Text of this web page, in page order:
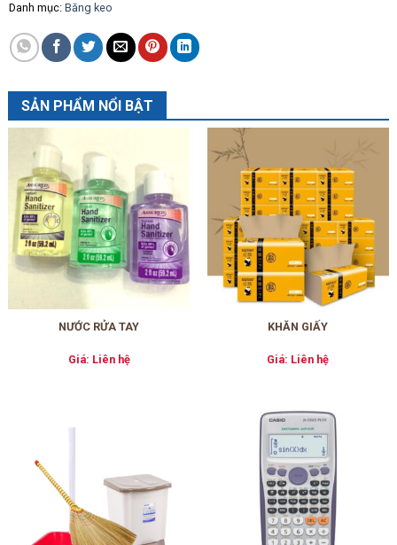
Danh mục: Băng keo
SẢN PHẨM NỔI BẬT
NƯỚC RỬA TAY
Giá: Liên hệ
KHĂN GIẤY
Giá: Liên hệ